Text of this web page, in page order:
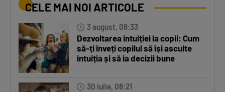
CELE MAI NOI ARTICOLE
3 august, 08:33
Dezvoltarea intuiției la copii: Cum
să-ți înveți copilul să își asculte
intuiția și să ia decizii bune
30 iulie, 08:21